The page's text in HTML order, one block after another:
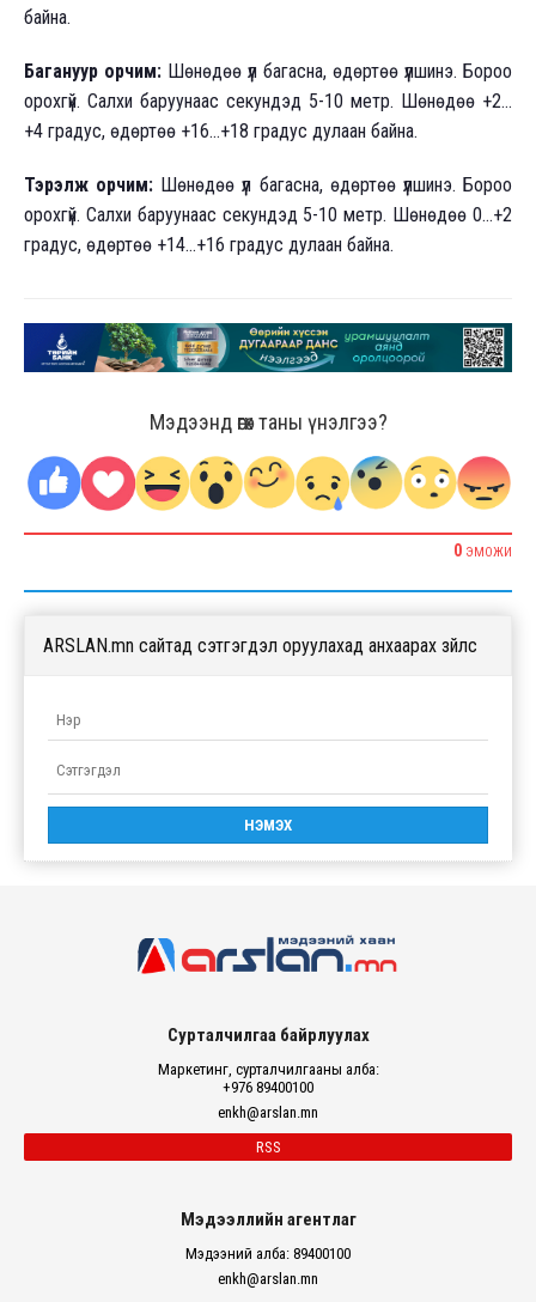
байна.
Багануур орчим: Шөнөдөө үүл багасна, өдөртөө үүлшинэ. Бороо
орохгүй. Салхи баруунаас секундэд 5-10 метр. Шөнөдөө +2…
+4 градус, өдөртөө +16…+18 градус дулаан байна.
Тэрэлж орчим: Шөнөдөө үүл багасна, өдөртөө үүлшинэ. Бороо
орохгүй. Салхи баруунаас секундэд 5-10 метр. Шөнөдөө 0…+2
градус, өдөртөө +14…+16 градус дулаан байна.
Мэдээнд өгөх таны үнэлгээ?
0 ЭМОЖИ
ARSLAN.mn сайтад сэтгэгдэл оруулахад анхаарах зүйлс
Сурталчилгаа байрлуулах
Маркетинг, сурталчилгааны алба:
+976 89400100
enkh@arslan.mn
RSS
Мэдээллийн агентлаг
Мэдээний алба: 89400100
enkh@arslan.mn